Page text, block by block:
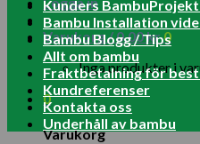
Varukorg /0.00kr 0
Inga produkter i
0
Varukorg
Kunders
Bambu Installation
Bambu Blogg / Tips
Allt om bambu
Fraktbetalning för
Kundreferenser
Kontakta oss
Underhåll av bambu